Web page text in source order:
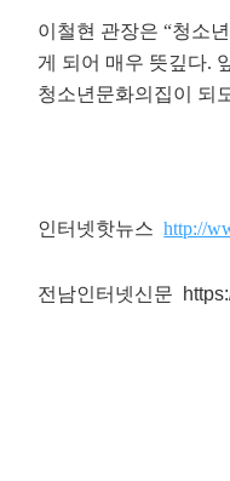
이철현 관장은 “청소
게 되어 매우 뜻깊다.
청소년문화의집이 되
인터넷핫뉴스http://
전남인터넷신문